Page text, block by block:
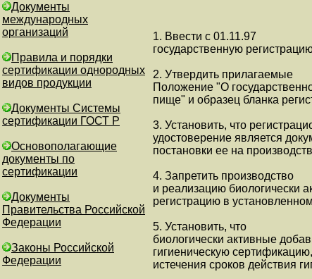
Документы
международных
организаций
Правила и порядки
сертификации однородных
видов продукции
Документы Системы
сертификации ГОСТ Р
Основополагающие
документы по
сертификации
Документы
Правительства Российской
Федерации
Законы Российской
Федерации
1. Ввести с 01.11.97
государственную
2. Утвердить прилагаемые
Положение "О
пище" и образец бланка
3. Установить, что
удостоверение является
постановки ее на
4. Запретить производство
и реализацию биологически
регистрацию в
5. Установить, что
биологически активные
гигиеническую
истечения сроков действия